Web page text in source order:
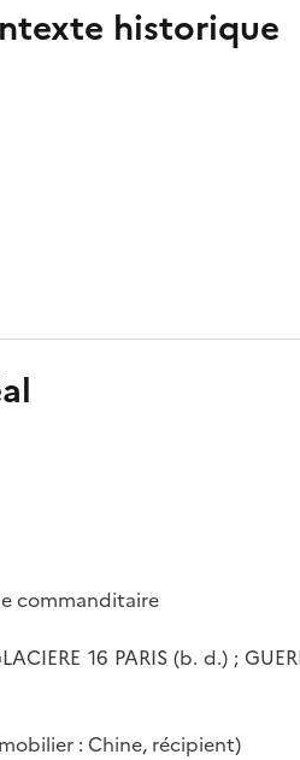
historique
commanditaire
16 PARIS (b. d.) ;
: Chine, récipient)